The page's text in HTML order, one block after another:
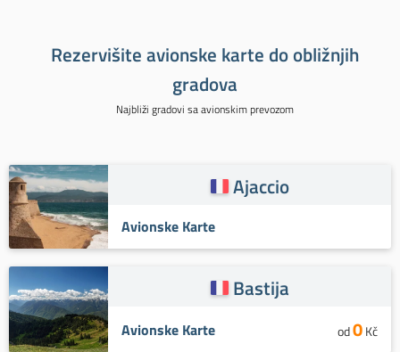
Rezervišite avionske karte do obližnjih
gradova
Najbliži gradovi sa avionskim prevozom
Ajaccio
Avionske Karte
Bastija
Avionske Karte od0Kč